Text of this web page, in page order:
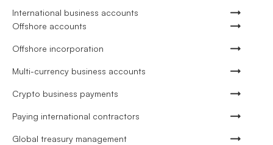
International business accounts
Offshore accounts
Offshore incorporation
Multi-currency business accounts
Crypto business payments
Paying international contractors
Global treasury management